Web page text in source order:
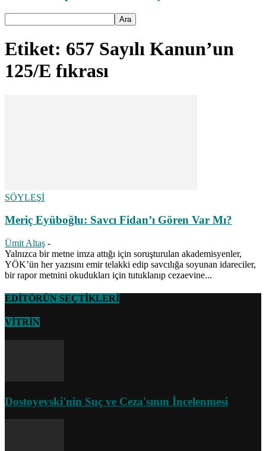
Etiket: 657 Sayılı Kanun’un
125/E fıkrası
SÖYLEŞİ
Meriç Eyüboğlu: Savcı Fidan’ı Gören Var Mı?
Ümit Altaş -
Yalnızca bir metne imza attığı için soruşturulan akademisyenler,
YÖK’ün her yazısını emir telakki edip savcılığa soyunan idareciler,
bir rapor metnini okudukları için tutuklanıp cezaevine...
EDİTÖRÜN SEÇTİKLERİ
VİTRİN
Dostoyevski'nin Suç ve Ceza'sının İncelenmesi